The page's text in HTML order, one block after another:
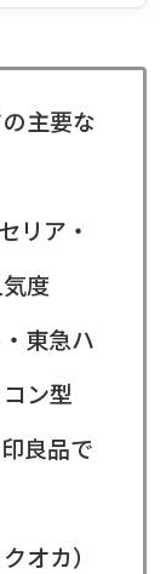
主要な
リア・
度
東急ハ
ン型
良品で
オカ）